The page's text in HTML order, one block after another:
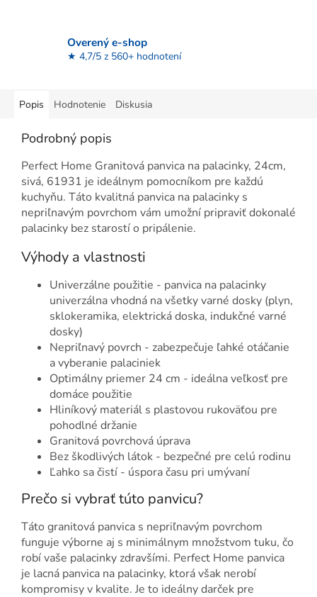
Overený e-shop
★ 4,7/5 z 560+ hodnotení
Popis Hodnotenie Diskusia
Podrobný popis
Perfect Home Granitová panvica na palacinky, 24cm,
sivá, 61931 je ideálnym pomocníkom pre každú
kuchyňu. Táto kvalitná panvica na palacinky s
nepriľnavým povrchom vám umožní pripraviť dokonalé
palacinky bez starostí o pripálenie.
Výhody a vlastnosti
Univerzálne použitie - panvica na palacinky
univerzálna vhodná na všetky varné dosky (plyn,
sklokeramika, elektrická doska, indukčné varné
dosky)
Nepriľnavý povrch - zabezpečuje ľahké otáčanie
a vyberanie palaciniek
Optimálny priemer 24 cm - ideálna veľkosť pre
domáce použitie
Hliníkový materiál s plastovou rukoväťou pre
pohodlné držanie
Granitová povrchová úprava
Bez škodlivých látok - bezpečné pre celú rodinu
Ľahko sa čistí - úspora času pri umývaní
Prečo si vybrať túto panvicu?
Táto granitová panvica s nepriľnavým povrchom
funguje výborne aj s minimálnym množstvom tuku, čo
robí vaše palacinky zdravšími. Perfect Home panvica
je lacná panvica na palacinky, ktorá však nerobí
kompromisy v kvalite. Je to ideálny darček pre